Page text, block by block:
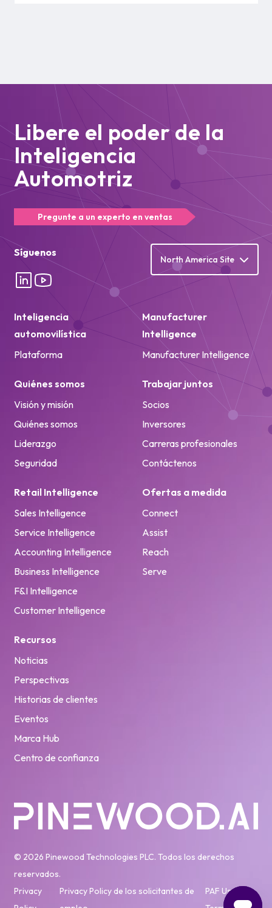
Libere el poder de la
Inteligencia
Automotriz
Pregunte a un experto en ventas
Síguenos
North America Site
Inteligencia
automovilística
Plataforma
Manufacturer
Intelligence
Manufacturer Intelligence
Quiénes somos
Visión y misión
Quiénes somos
Liderazgo
Seguridad
Trabajar juntos
Socios
Inversores
Carreras profesionales
Contáctenos
Retail Intelligence
Sales Intelligence
Service Intelligence
Accounting Intelligence
Business Intelligence
F&I Intelligence
Customer Intelligence
Ofertas a medida
Connect
Assist
Reach
Serve
Recursos
Noticias
Perspectivas
Historias de clientes
Eventos
Marca Hub
Centro de confianza
© 2026 Pinewood Technologies PLC. Todos los derechos
reservados.
Privacy
Privacy Policy de los solicitantes de
PAF User